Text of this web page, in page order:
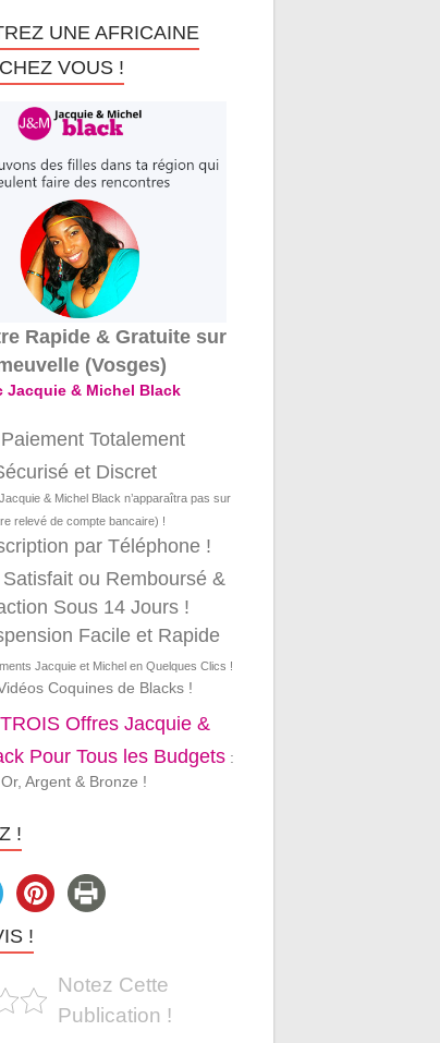
UNE AFRICAINE
VOUS !
Rapide & Gratuite sur
(Vosges)
Jacquie & Michel Black
Paiement Totalement
et Discret
& Michel Black n’apparaîtra pas sur
relevé de compte bancaire) !
par Téléphone !
ou Remboursé &
Sous 14 Jours !
Facile et Rapide
Jacquie et Michel en Quelques Clics !
Coquines de Blacks !
TROIS Offres Jacquie &
Pour Tous les Budgets :
Or, Argent & Bronze !
!
!
Notez Cette
Publication !